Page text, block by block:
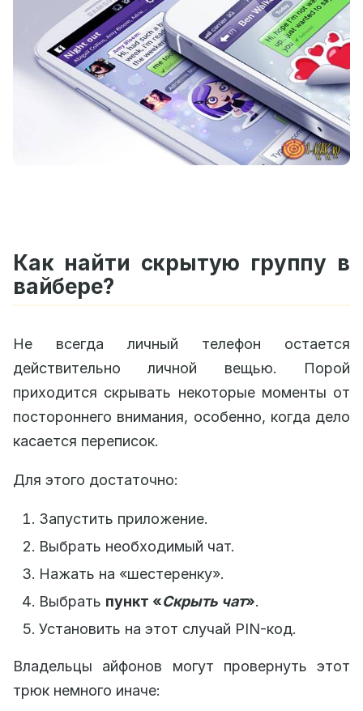
Как найти скрытую группу в
вайбере?
Не всегда личный телефон остается
действительно личной вещью. Порой
приходится скрывать некоторые моменты от
постороннего внимания, особенно, когда дело
касается переписок.
Для этого достаточно:
Запустить приложение.
Выбрать необходимый чат.
Нажать на «шестеренку».
Выбрать пункт «Скрыть чат».
Установить на этот случай PIN-код.
Владельцы айфонов могут провернуть этот
трюк немного иначе: